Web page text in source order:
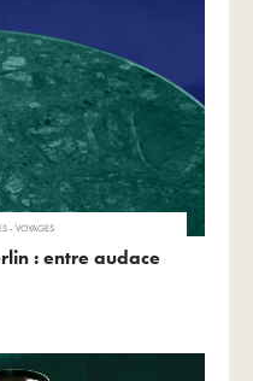
- VOYAGES
: entre audace